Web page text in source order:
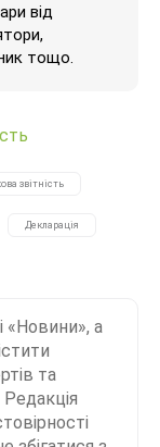
від
тощо.
звітність
Декларація
«Новини», а
та